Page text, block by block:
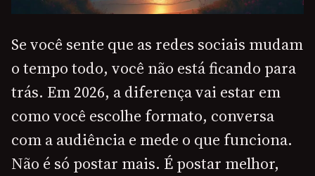
Se você sente que as redes sociais mudam
o tempo todo, você não está ficando para
trás. Em 2026, a diferença vai estar em
como você escolhe formato, conversa
com a audiência e mede o que funciona.
Não é só postar mais. É postar melhor,